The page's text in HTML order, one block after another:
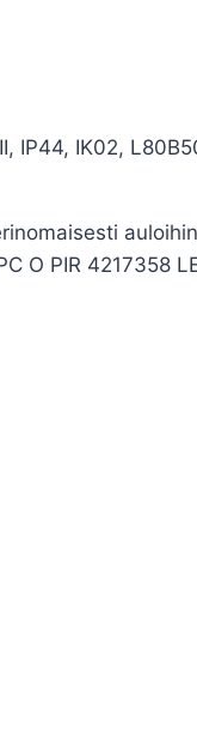
IP44, IK02,
O PIR 4217358